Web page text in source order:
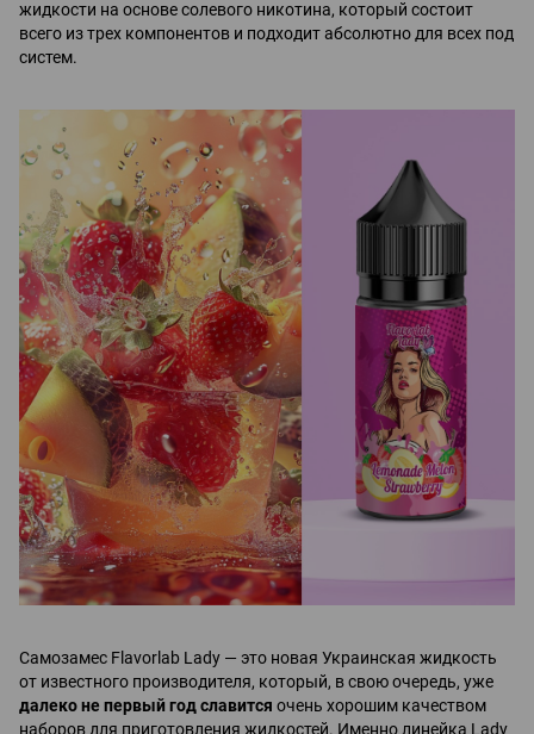
жидкости на основе солевого никотина, который состоит
всего из трех компонентов и подходит абсолютно для всех под
систем.
Самозамес Flavorlab Lady — это новая Украинская жидкость
от известного производителя, который, в свою очередь, уже
далеко не первый год славится очень хорошим качеством
наборов для приготовления жидкостей. Именно линейка Lady